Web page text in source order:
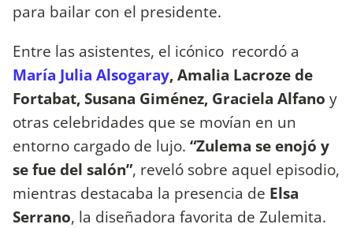
para bailar con el presidente.
Entre las asistentes, el icónico recordó a
María Julia Alsogaray, Amalia Lacroze de
Fortabat, Susana Giménez, Graciela Alfano y
otras celebridades que se movían en un
entorno cargado de lujo. “Zulema se enojó y
se fue del salón”, reveló sobre aquel episodio,
mientras destacaba la presencia de Elsa
Serrano, la diseñadora favorita de Zulemita.